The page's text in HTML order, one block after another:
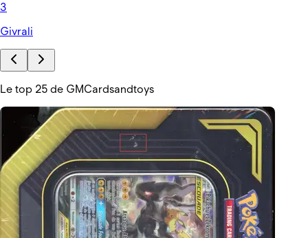
3
Givrali
Le top 25 de GMCardsandtoys